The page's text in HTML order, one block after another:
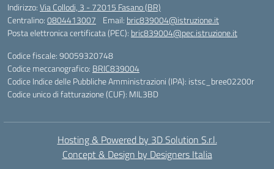
Indirizzo:Via Collodi, 3 - 72015 Fasano (BR)
Centralino:0804413007 Email: bric839004@istruzione.it
Posta elettronica certificata (PEC): bric839004@pec.istruzione.it
Codice fiscale: 90059320748
Codice meccanografico: BRIC839004
Codice Indice delle Pubbliche Amministrazioni (IPA): istsc_bree02200r
Codice unico di fatturazione (CUF): MIL3BD
Hosting & Powered by 3D Solution S.r.l.
Concept & Design by Designers Italia